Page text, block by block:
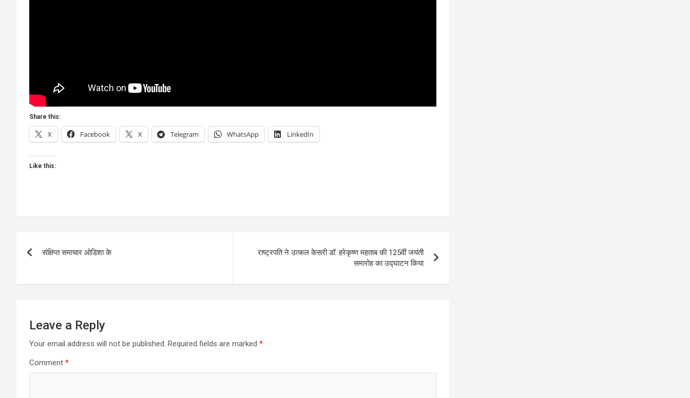
Share this:
X Facebook X Telegram WhatsApp LinkedIn
Like this:
navigation
संक्षिप्त समाचार ओडिशा के
राष्ट्रपति ने उत्कल केसरी डॉ. हरेकृष्ण महताब की 125वीं जयंती
समारोह का उद्घाटन किया
Leave a Reply
Your email address will not be published. Required fields are marked *
Comment *